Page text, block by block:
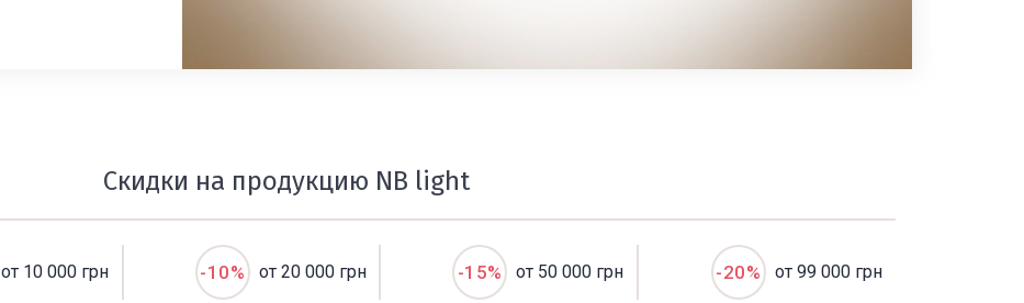
Скидки на продукцию NB light
от 10 000 грн -10% от 20 000 грн -15% от 50 000 грн -20% от 99 000 грн